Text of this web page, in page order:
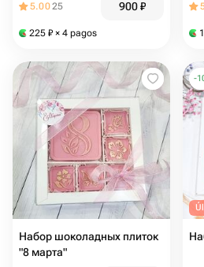
в подарок
5.0025 900₽
225 ₽ × 4 pagos
Набор шоколадных плиток
"8 марта"
-